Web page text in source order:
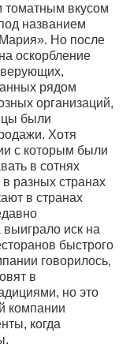
томатным вкусом
названием
Но после
оскорбление
верующих,
рядом
организаций,
были
Хотя
с которым были
в сотнях
разных странах
в странах
иск на
быстрого
говорилось,
в
но это
компании
когда